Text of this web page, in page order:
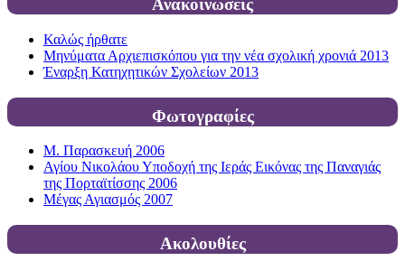
Ανακοινώσεις
Καλώς ήρθατε
Μηνύματα Αρχιεπισκόπου για την νέα σχολική χρονιά 2013
Έναρξη Κατηχητικών Σχολείων 2013
Φωτογραφίες
Μ. Παρασκευή 2006
Αγίου Νικολάου Υποδοχή της Ιεράς Εικόνας της Παναγιάς
της Πορταϊτίσσης 2006
Μέγας Αγιασμός 2007
Ακολουθίες